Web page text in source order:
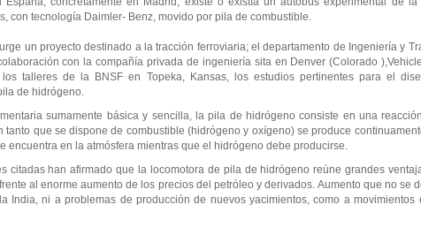
con tecnología Daimler- Benz, movido por pila de combustible.
un proyecto destinado a la tracción ferroviaria; el departamento de Ingeniería y
con la compañía privada de ingeniería sita en Denver (Colorado
talleres de la BNSF en Topeka, Kansas, los estudios pertinentes para el
de hidrógeno.
sumamente básica y sencilla, la pila de hidrógeno consiste en una
tanto que se dispone de combustible (hidrógeno y oxígeno) se produce
encuentra en la atmósfera mientras que el hidrógeno debe producirse.
citadas han afirmado que la locomotora de pila de hidrógeno reúne grandes
al enorme aumento de los precios del petróleo y derivados. Aumento que no se
India, ni a problemas de producción de nuevos yacimientos, como a